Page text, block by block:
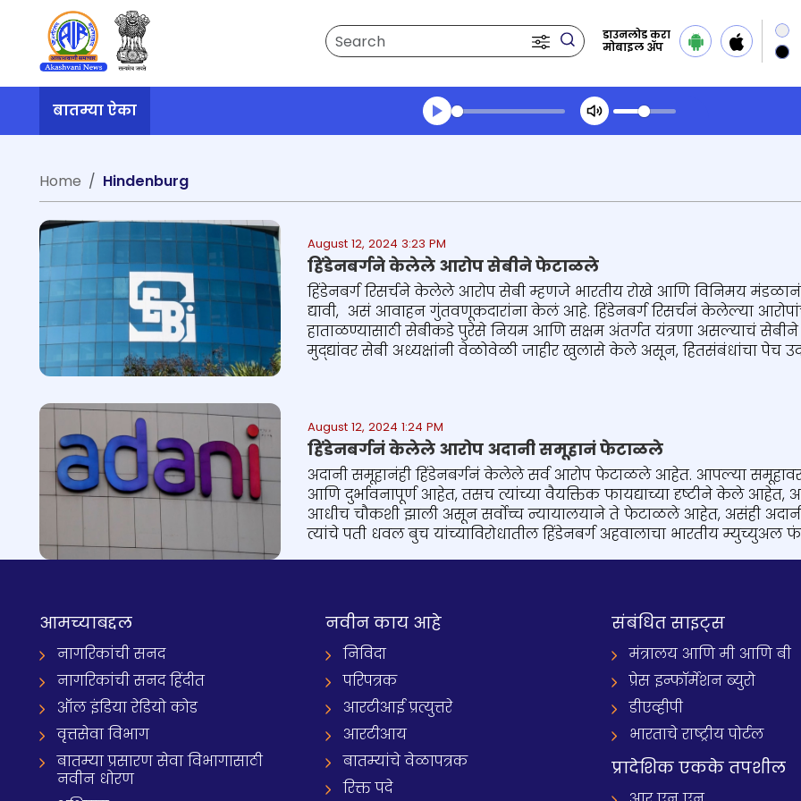
Search
डाउनलोड करा
मोबाइल ॲप
बातम्या ऐका
Transcript summary
Home
Hindenburg
August 12, 2024 3:23 PM
हिंडेनबर्गने केलेले आरोप सेबीने फेटाळले
हिंडेनबर्ग रिसर्चने केलेले आरोप सेबी म्हणजे भारतीय रोखे आणि विनिमय मंडळानं
द्यावी, असं आवाहन गुंतवणूकदारांना केलं आहे. हिंडेनबर्ग रिसर्चनं केलेल्या
हाताळण्यासाठी सेबीकडे पुरेसे नियम आणि सक्षम अंतर्गत यंत्रणा असल्याचं
मुद्द्यांवर सेबी अध्यक्षांनी वेळोवेळी जाहीर खुलासे केले असून, हितसंबंधांचा पेच
August 12, 2024 1:24 PM
हिंडेनबर्गनं केलेले आरोप अदानी समूहानं फेटाळले
अदानी समूहानंही हिंडेनबर्गनं केलेले सर्व आरोप फेटाळले आहेत. आपल्या
आणि दुर्भावनापूर्ण आहेत, तसच त्यांच्या वैयक्तिक फायद्याच्या दृष्टीने केले आहेत,
आधीच चौकशी झाली असून सर्वोच्च न्यायालयाने ते फेटाळले आहेत, असंही
त्यांचे पती धवल बुच यांच्याविरोधातील हिंडेनबर्ग अहवालाचा भारतीय
आमच्याबद्दल
नागरिकांची सनद
नागरिकांची सनद हिंदीत
ऑल इंडिया रेडियो कोड
वृत्तसेवा विभाग
बातम्या प्रसारण सेवा विभागासाठी
नवीन धोरण
नवीन काय आहे
निविदा
परिपत्रक
आरटीआई प्रत्युत्तरे
आरटीआय
बातम्यांचे वेळापत्रक
रिक्त पदे
संबंधित साइट्स
मंत्रालय आणि मी आणि बी
प्रेस इन्फॉर्मेशन ब्युरो
डीएव्हीपी
भारताचे राष्ट्रीय पोर्टल
प्रादेशिक एकके तपशील